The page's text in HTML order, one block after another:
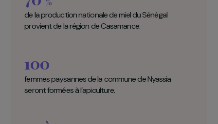
participantes, l’apiculture contribuera aussi à la
préservation de la biodiversité locale grâce au
rôle essentiel des abeilles dans la pollinisation.
Laafi France en chiffres clés